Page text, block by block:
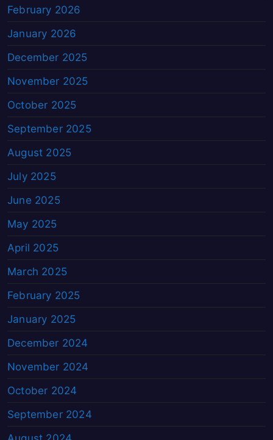
February 2026
January 2026
December 2025
November 2025
October 2025
September 2025
August 2025
July 2025
June 2025
May 2025
April 2025
March 2025
February 2025
January 2025
December 2024
November 2024
October 2024
September 2024